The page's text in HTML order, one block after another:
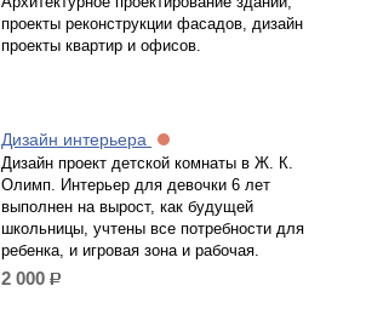
проекты реконструкции фасадов, дизайн
проекты квартир и офисов.
Дизайн интерьера
Дизайн проект детской комнаты в Ж. К.
Олимп. Интерьер для девочки 6 лет
выполнен на вырост, как будущей
школьницы, учтены все потребности для
ребенка, и игровая зона и рабочая.
2 000 р.